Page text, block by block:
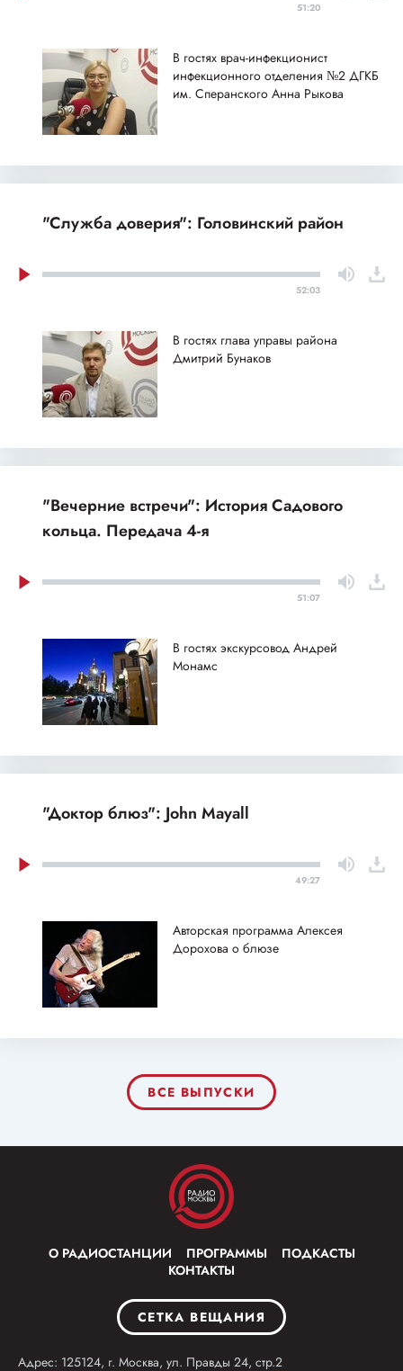
51:20
В гостях врач-инфекционист
инфекционного отделения №2 ДГКБ
им. Сперанского Анна Рыкова
"Служба доверия": Головинский район
52:03
В гостях глава управы района
Дмитрий Бунаков
"Вечерние встречи": История Садового
кольца. Передача 4-я
51:07
В гостях экскурсовод Андрей
Монамс
"Доктор блюз": John Mayall
49:27
Авторская программа Алексея
Дорохова о блюзе
ВСЕ ВЫПУСКИ
О РАДИОСТАНЦИИ ПРОГРАММЫ
ПОДКАСТЫ
КОНТАКТЫ
СЕТКА ВЕЩАНИЯ
Адрес: 125124, г. Москва, ул. Правды 24, стр.2